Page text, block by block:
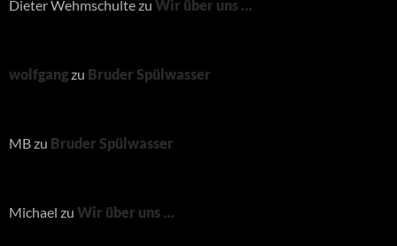
Dieter Wehmschultezu Wir über uns …
wolfgangzu Bruder Spülwasser
MBzu Bruder Spülwasser
Michael zu Wir über uns …